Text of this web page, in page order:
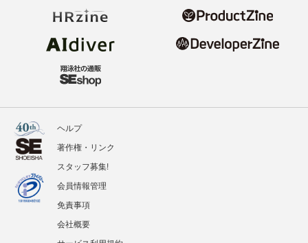
ヘルプ
著作権・リンク
スタッフ募集!
会員情報管理
免責事項
会社概要